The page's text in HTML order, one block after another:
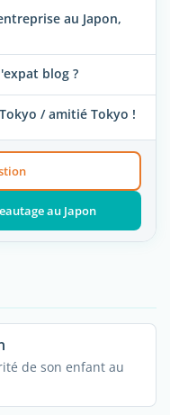
au Japon,
blog ?
/ amitié Tokyo !
au Japon
de son enfant au